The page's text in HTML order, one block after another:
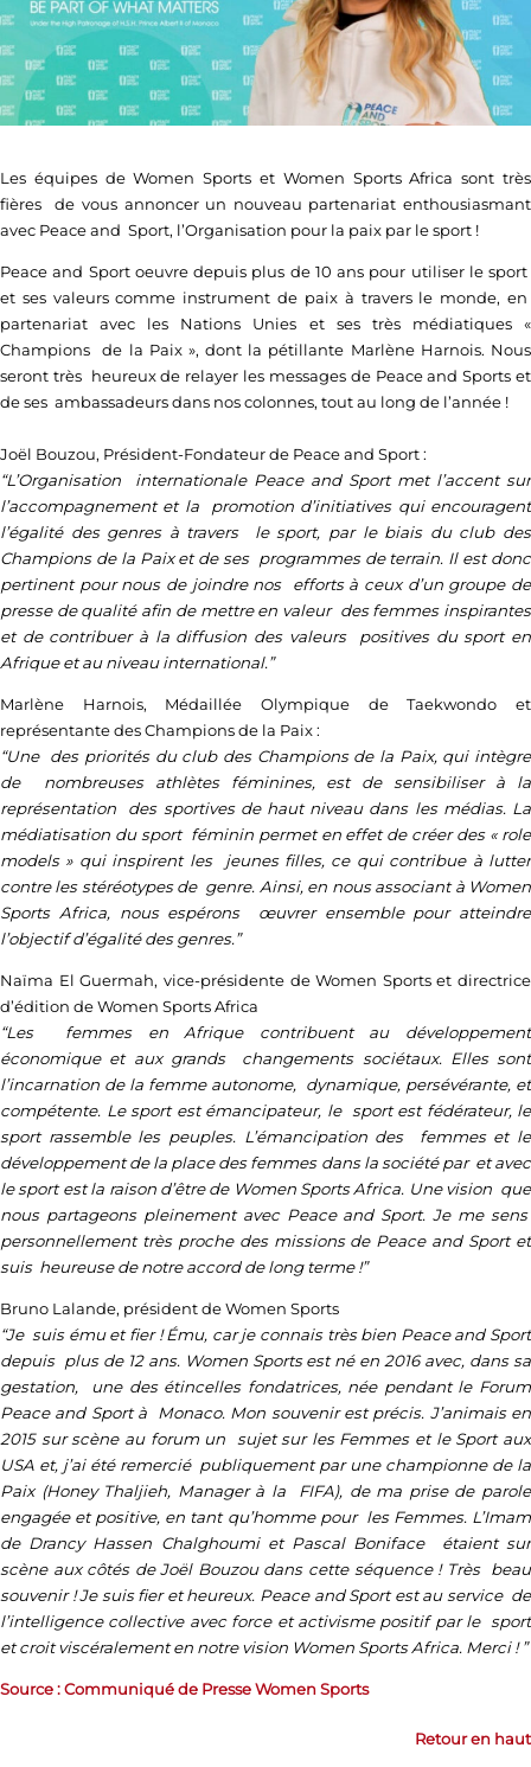
Les équipes de Women Sports et Women Sports Africa sont très
fières de vous annoncer un nouveau partenariat enthousiasmant
avec Peace and Sport, l’Organisation pour la paix par le sport !
Peace and Sport oeuvre depuis plus de 10 ans pour utiliser le sport
et ses valeurs comme instrument de paix à travers le monde, en
partenariat avec les Nations Unies et ses très médiatiques «
Champions de la Paix », dont la pétillante Marlène Harnois. Nous
seront très heureux de relayer les messages de Peace and Sports et
de ses ambassadeurs dans nos colonnes, tout au long de l’année !
Joël Bouzou, Président-Fondateur de Peace and Sport :
“L’Organisation internationale Peace and Sport met l’accent sur
l’accompagnement et la promotion d’initiatives qui encouragent
l’égalité des genres à travers le sport, par le biais du club des
Champions de la Paix et de ses programmes de terrain. Il est donc
pertinent pour nous de joindre nos efforts à ceux d’un groupe de
presse de qualité afin de mettre en valeur des femmes inspirantes
et de contribuer à la diffusion des valeurs positives du sport en
Afrique et au niveau international.”
Marlène Harnois, Médaillée Olympique de Taekwondo et
représentante des Champions de la Paix :
“Une des priorités du club des Champions de la Paix, qui intègre
de nombreuses athlètes féminines, est de sensibiliser à la
représentation des sportives de haut niveau dans les médias. La
médiatisation du sport féminin permet en effet de créer des « role
models » qui inspirent les jeunes filles, ce qui contribue à lutter
contre les stéréotypes de genre. Ainsi, en nous associant à Women
Sports Africa, nous espérons œuvrer ensemble pour atteindre
l’objectif d’égalité des genres.”
Naïma El Guermah, vice-présidente de Women Sports et directrice
d’édition de Women Sports Africa
“Les femmes en Afrique contribuent au développement
économique et aux grands changements sociétaux. Elles sont
l’incarnation de la femme autonome, dynamique, persévérante, et
compétente. Le sport est émancipateur, le sport est fédérateur, le
sport rassemble les peuples. L’émancipation des femmes et le
développement de la place des femmes dans la société par et avec
le sport est la raison d’être de Women Sports Africa. Une vision que
nous partageons pleinement avec Peace and Sport. Je me sens
personnellement très proche des missions de Peace and Sport et
suis heureuse de notre accord de long terme !”
Bruno Lalande, président de Women Sports
“Je suis ému et fier ! Ému, car je connais très bien Peace and Sport
depuis plus de 12 ans. Women Sports est né en 2016 avec, dans sa
gestation, une des étincelles fondatrices, née pendant le Forum
Peace and Sport à Monaco. Mon souvenir est précis. J’animais en
2015 sur scène au forum un sujet sur les Femmes et le Sport aux
USA et, j’ai été remercié publiquement par une championne de la
Paix (Honey Thaljieh, Manager à la FIFA), de ma prise de parole
engagée et positive, en tant qu’homme pour les Femmes. L’Imam
de Drancy Hassen Chalghoumi et Pascal Boniface étaient sur
scène aux côtés de Joël Bouzou dans cette séquence ! Très beau
souvenir ! Je suis fier et heureux. Peace and Sport est au service de
l’intelligence collective avec force et activisme positif par le sport
et croit viscéralement en notre vision Women Sports Africa. Merci ! ”
Source : Communiqué de Presse Women Sports
Retour en haut